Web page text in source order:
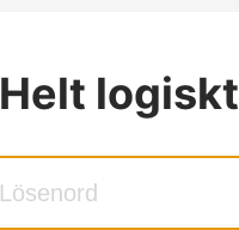
Helt logiskt